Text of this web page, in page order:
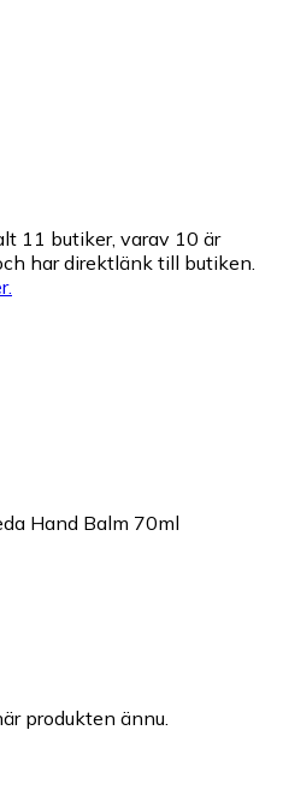
11 butiker, varav 10 är
har direktlänk till butiken.
Hand Balm 70ml
produkten ännu.